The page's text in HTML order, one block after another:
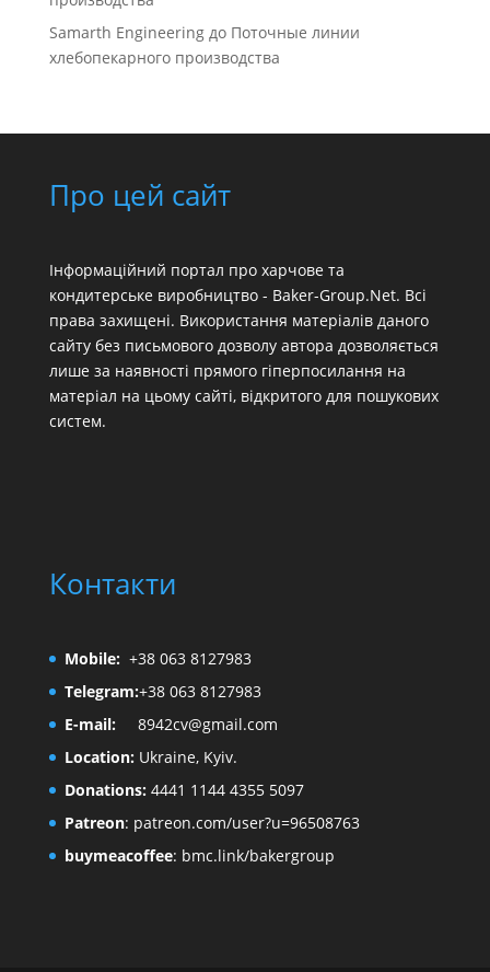
Samarth Engineeringдо Поточные линии
хлебопекарного производства
Про цей сайт
Інформаційний портал про харчове та
кондитерське виробництво - Baker-Group.Net. Всі
права захищені. Використання матеріалів даного
сайту без письмового дозволу автора дозволяється
лише за наявності прямого гіперпосилання на
матеріал на цьому сайті, відкритого для пошукових
систем.
Контакти
Mobile: +38 063 8127983
Telegram:+38 063 8127983
E-mail:
8942cv@gmail.com
Location:Ukraine, Kyiv.
Donations:4441 1144 4355 5097
Patreon: patreon.com/user?u=96508763
buymeacoffee: bmc.link/bakergroup